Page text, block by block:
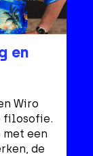
en
Wiro
filosofie.
een
de